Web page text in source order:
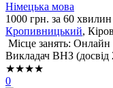
Німецька мова
1000 грн. за 60 хвилин
Кропивницький,
Місце занять: Онлайн
Викладач ВНЗ (досвід
★★★★
0